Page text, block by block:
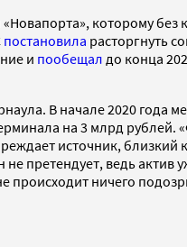
которому
постановила расторгнуть
и пообещал до конца
В начале 2020 года
на 3 млрд рублей.
источник,
претендует, ведь актив
ничего